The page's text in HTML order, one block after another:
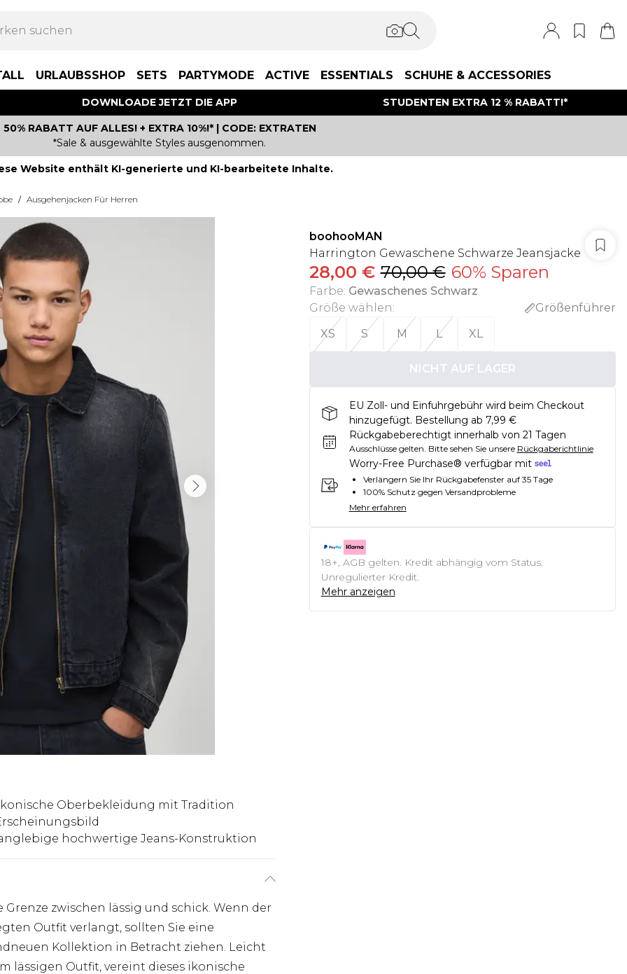
URLAUBSSHOP SETS PARTYMODE ACTIVE ESSENTIALS SCHUHE & ACCESSORIES
DOWNLOADE JETZT DIE APP STUDENTEN EXTRA 12 % RABATT!*
50% RABATT AUF ALLES! + EXTRA 10%!* | CODE: EXTRATEN
*Sale & ausgewählte Styles ausgenommen.
Website enthält KI-generierte und KI-bearbeitete Inhalte.
/ Ausgehenjacken Für Herren
Oberbekleidung mit Tradition
hochwertige Jeans-Konstruktion
zwischen lässig und schick. Wenn der
Outfit verlangt, sollten Sie eine
Kollektion in Betracht ziehen. Leicht
lässigen Outfit, vereint dieses ikonische
boohooMAN
Harrington Gewaschene Schwarze Jeansjacke
28,00 € 70,00 € 60% Sparen
Farbe: Gewaschenes Schwarz
Größe wählen:
Größenführer
XS
S M L XL
NICHT AUF LAGER
EU Zoll- und Einfuhrgebühr wird beim Checkout
hinzugefügt. Bestellung ab 7,99 €
Rückgabeberechtigt innerhalb von 21 Tagen
Ausschlüsse gelten. Bitte sehen Sie unsere Rückgaberichtlinie
Worry-Free Purchase® verfügbar mit
Verlängern Sie Ihr Rückgabefenster auf 35 Tage
100% Schutz gegen Versandprobleme
Mehr erfahren
18+, AGB gelten. Kredit abhängig vom Status.
Unregulierter Kredit.
Mehr anzeigen